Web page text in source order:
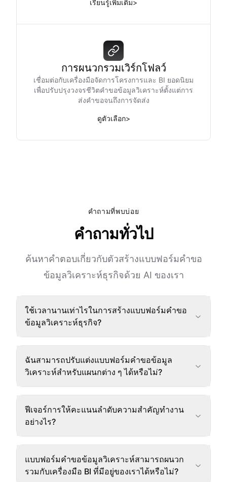
เรียนรู้เพิ่มเติม>
การผนวกรวมเวิร์กโฟลว์
เชื่อมต่อกับเครื่องมือจัดการโครงการและ BI ยอดนิยม
เพื่อปรับปรุงวงจรชีวิตคำขอข้อมูลวิเคราะห์ตั้งแต่การ
ส่งคำขอจนถึงการจัดส่ง
ดูตัวเลือก>
คำถามที่พบบ่อย
คำถามทั่วไป
ค้นหาคำตอบเกี่ยวกับตัวสร้างแบบฟอร์มคำขอ
ข้อมูลวิเคราะห์ธุรกิจด้วย AI ของเรา
ใช้เวลานานเท่าไรในการสร้างแบบฟอร์มคำขอ
ข้อมูลวิเคราะห์ธุรกิจ?
ฉันสามารถปรับแต่งแบบฟอร์มคำขอข้อมูล
วิเคราะห์สำหรับแผนกต่าง ๆ ได้หรือไม่?
ฟีเจอร์การให้คะแนนลำดับความสำคัญทำงาน
อย่างไร?
แบบฟอร์มคำขอข้อมูลวิเคราะห์สามารถผนวก
รวมกับเครื่องมือ BI ที่มีอยู่ของเราได้หรือไม่?